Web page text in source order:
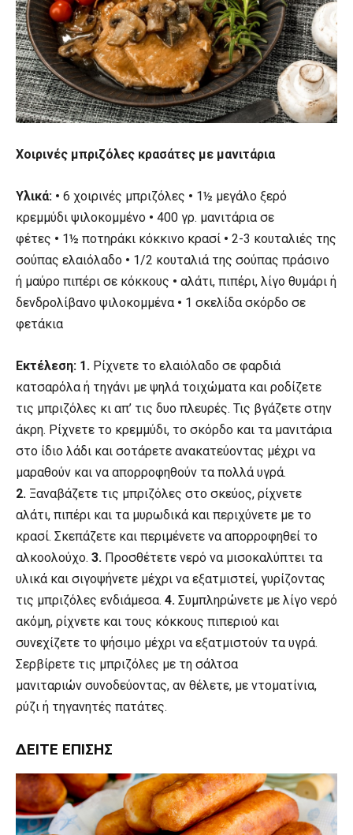
Χοιρινές μπριζόλες κρασάτες με μανιτάρια
Υλικά: • 6 χοιρινές μπριζόλες • 1½ μεγάλο ξερό
κρεμμύδι ψιλοκομμένο • 400 γρ. μανιτάρια σε
φέτες • 1½ ποτηράκι κόκκινο κρασί • 2-3 κουταλιές της
σούπας ελαιόλαδο • 1/2 κουταλιά της σούπας πράσινο
ή μαύρο πιπέρι σε κόκκους • αλάτι, πιπέρι, λίγο θυμάρι ή
δενδρολίβανο ψιλοκομμένα • 1 σκελίδα σκόρδο σε
φετάκια
Εκτέλεση: 1. Ρίχνετε το ελαιόλαδο σε φαρδιά
κατσαρόλα ή τηγάνι με ψηλά τοιχώματα και ροδίζετε
τις μπριζόλες κι απ’ τις δυο πλευρές. Τις βγάζετε στην
άκρη. Ρίχνετε το κρεμμύδι, το σκόρδο και τα μανιτάρια
στο ίδιο λάδι και σοτάρετε ανακατεύοντας μέχρι να
μαραθούν και να απορροφηθούν τα πολλά υγρά.
2. Ξαναβάζετε τις μπριζόλες στο σκεύος, ρίχνετε
αλάτι, πιπέρι και τα μυρωδικά και περιχύνετε με το
κρασί. Σκεπάζετε και περιμένετε να απορροφηθεί το
αλκοολούχο. 3. Προσθέτετε νερό να μισοκαλύπτει τα
υλικά και σιγοψήνετε μέχρι να εξατμιστεί, γυρίζοντας
τις μπριζόλες ενδιάμεσα. 4. Συμπληρώνετε με λίγο νερό
ακόμη, ρίχνετε και τους κόκκους πιπεριού και
συνεχίζετε το ψήσιμο μέχρι να εξατμιστούν τα υγρά.
Σερβίρετε τις μπριζόλες με τη σάλτσα
μανιταριών συνοδεύοντας, αν θέλετε, με ντοματίνια,
ρύζι ή τηγανητές πατάτες.
ΔΕΊΤΕ ΕΠΊΣΗΣ